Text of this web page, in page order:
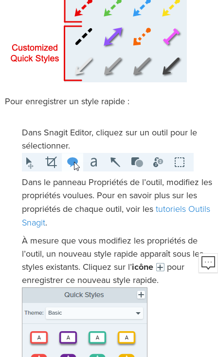
Pour enregistrer un style rapide :
Dans Snagit Editor, cliquez sur un outil pour le
sélectionner.
Dans le panneau Propriétés de l’outil, modifiez les
propriétés voulues. Pour en savoir plus sur les
propriétés de chaque outil, voir les tutoriels Outils
Snagit.
À mesure que vous modifiez les propriétés de
l’outil, un nouveau style rapide apparaît sous les
styles existants. Cliquez sur l’icône
pour
enregistrer ce nouveau style rapide.